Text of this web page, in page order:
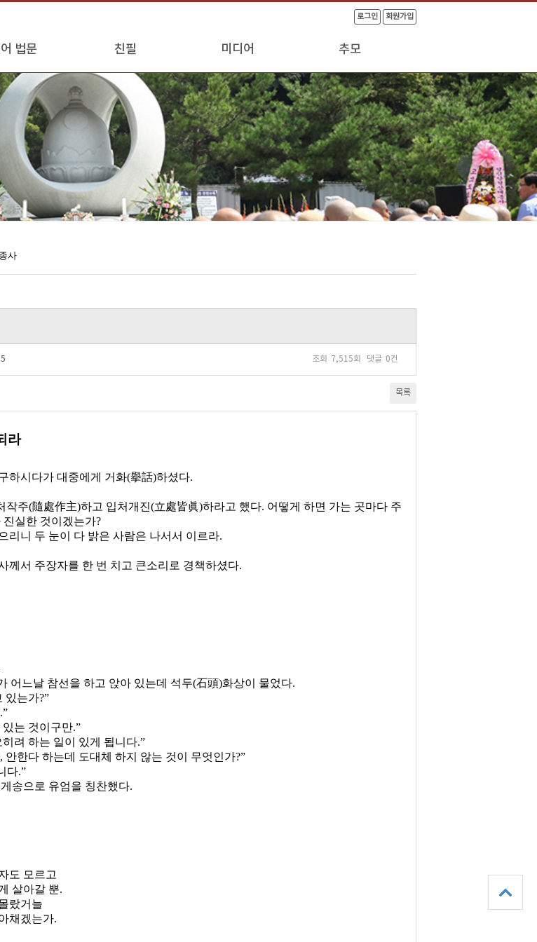
법문 친필 미디어 추모
로그인 회원가입
사
조회 7,515회 댓글 0건
목록
라
하시다가 대중에게 거화(擧話)하셨다.
작주(隨處作主)하고 입처개진(立處皆眞)하라고 했다. 어떻게 하면 가는 곳마다 주
진실한 것이겠는가?
리니 두 눈이 다 밝은 사람은 나서서 이르라.
께서 주장자를 한 번 치고 큰소리로 경책하셨다.
어느날 참선을 하고 앉아 있는데 석두(石頭)화상이 물었다.
있는가?”
.”
는 것이구만.”
려 하는 일이 있게 됩니다.”
, 안한다 하는데 도대체 하지 않는 것이 무엇인가?”
다.”
송으로 유엄을 칭찬했다.
도 모르고
살아갈 뿐.
랐거늘
채겠는가.